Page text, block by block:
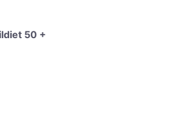
50 +